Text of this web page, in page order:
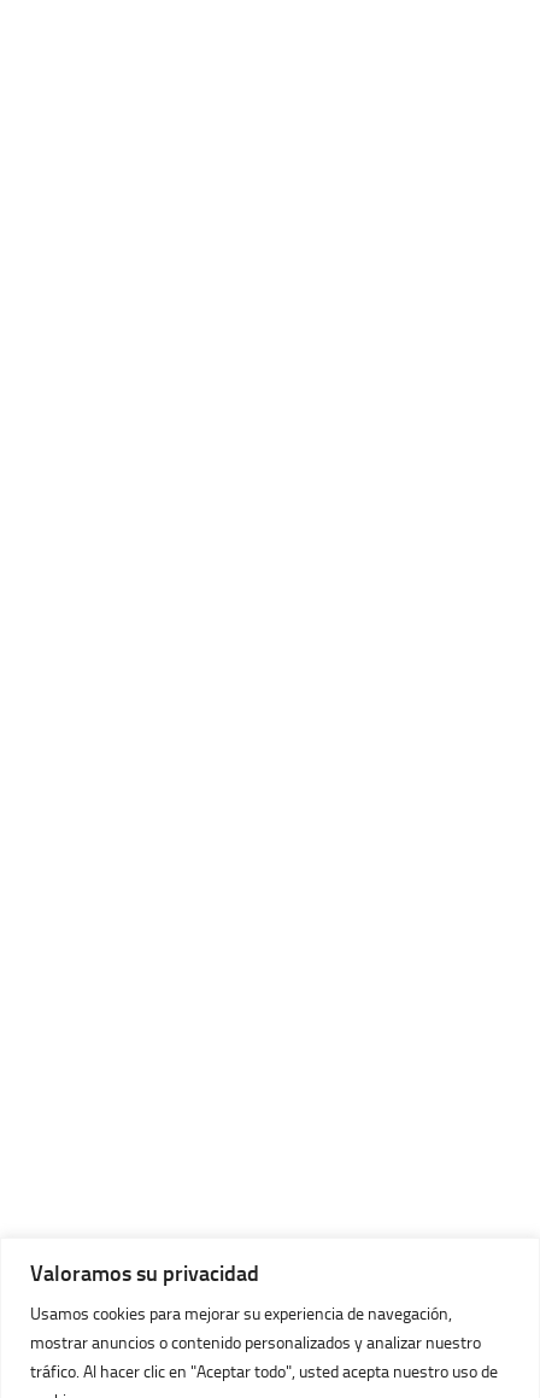
Valoramos su privacidad
Usamos cookies para mejorar su experiencia de navegación,
mostrar anuncios o contenido personalizados y analizar nuestro
tráfico. Al hacer clic en "Aceptar todo", usted acepta nuestro uso de